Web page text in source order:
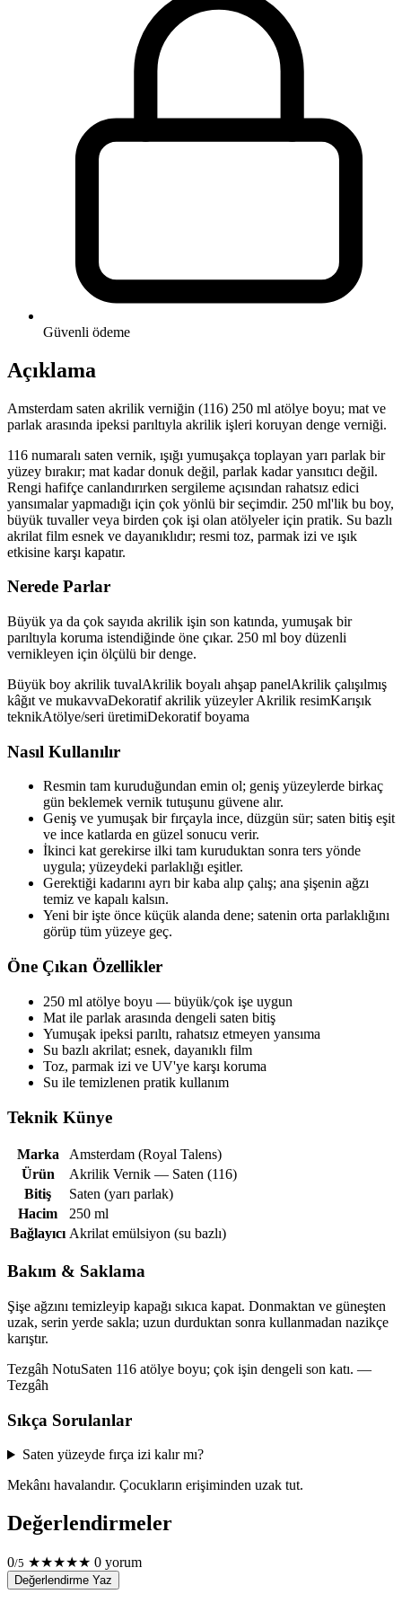
Güvenli ödeme
Açıklama
Amsterdam saten akrilik verniğin (116) 250 ml atölye boyu; mat ve
parlak arasında ipeksi parıltıyla akrilik işleri koruyan denge verniği.
116 numaralı saten vernik, ışığı yumuşakça toplayan yarı parlak bir
yüzey bırakır; mat kadar donuk değil, parlak kadar yansıtıcı değil.
Rengi hafifçe canlandırırken sergileme açısından rahatsız edici
yansımalar yapmadığı için çok yönlü bir seçimdir. 250 ml'lik bu boy,
büyük tuvaller veya birden çok işi olan atölyeler için pratik. Su bazlı
akrilat film esnek ve dayanıklıdır; resmi toz, parmak izi ve ışık
etkisine karşı kapatır.
Nerede Parlar
Büyük ya da çok sayıda akrilik işin son katında, yumuşak bir
parıltıyla koruma istendiğinde öne çıkar. 250 ml boy düzenli
vernikleyen için ölçülü bir denge.
Büyük boy akrilik tuvalAkrilik boyalı ahşap panelAkrilik çalışılmış
kâğıt ve mukavvaDekoratif akrilik yüzeyler Akrilik resimKarışık
teknikAtölye/seri üretimiDekoratif boyama
Nasıl Kullanılır
Resmin tam kuruduğundan emin ol; geniş yüzeylerde birkaç
gün beklemek vernik tutuşunu güvene alır.
Geniş ve yumuşak bir fırçayla ince, düzgün sür; saten bitiş eşit
ve ince katlarda en güzel sonucu verir.
İkinci kat gerekirse ilki tam kuruduktan sonra ters yönde
uygula; yüzeydeki parlaklığı eşitler.
Gerektiği kadarını ayrı bir kaba alıp çalış; ana şişenin ağzı
temiz ve kapalı kalsın.
Yeni bir işte önce küçük alanda dene; satenin orta parlaklığını
görüp tüm yüzeye geç.
Öne Çıkan Özellikler
250 ml atölye boyu — büyük/çok işe uygun
Mat ile parlak arasında dengeli saten bitiş
Yumuşak ipeksi parıltı, rahatsız etmeyen yansıma
Su bazlı akrilat; esnek, dayanıklı film
Toz, parmak izi ve UV'ye karşı koruma
Su ile temizlenen pratik kullanım
Teknik Künye
Marka
Amsterdam (Royal Talens)
Ürün
Akrilik Vernik — Saten (116)
Bitiş
Saten (yarı parlak)
Hacim
250 ml
Bağlayıcı Akrilat emülsiyon (su bazlı)
Bakım & Saklama
Şişe ağzını temizleyip kapağı sıkıca kapat. Donmaktan ve güneşten
uzak, serin yerde sakla; uzun durduktan sonra kullanmadan nazikçe
karıştır.
Tezgâh NotuSaten 116 atölye boyu; çok işin dengeli son katı. —
Tezgâh
Sıkça Sorulanlar
Saten yüzeyde fırça izi kalır mı?
Mekânı havalandır. Çocukların erişiminden uzak tut.
Değerlendirmeler
0/5 ★★★★★ 0 yorum
Değerlendirme Yaz